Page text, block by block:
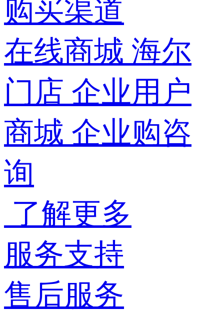
购买渠道
在线商城 海尔
门店 企业用户
商城 企业购咨
询
了解更多
服务支持
售后服务